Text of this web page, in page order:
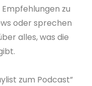
zu
oder sprechen
alles, was die
zum Podcast”